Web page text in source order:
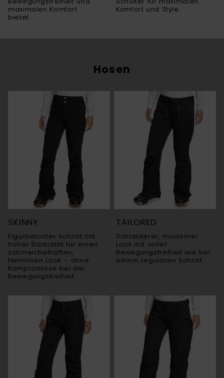
maximalen Komfort
bietet.
Komfort und Style.
Hosen
SKINNY
Figurbetonter Schnitt mit
hoher Elastizität für einen
schmeichelhaften,
femininen Look – ohne
Kompromisse bei der
Bewegungsfreiheit.
TAILORED
Schlankerer, moderner
Look mit voller
Bewegungsfreiheit wie bei
einem regulären Schnitt.